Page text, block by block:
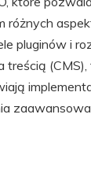
różnych
pluginów i
(CMS),